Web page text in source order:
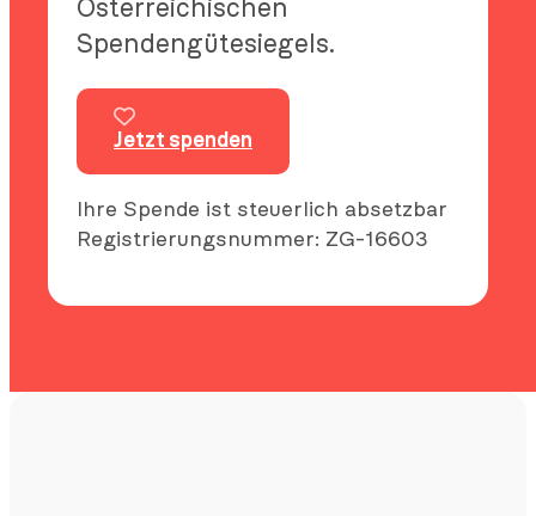
Österreichischen
Spendengütesiegels.
Jetzt spenden
Ihre Spende ist steuerlich absetzbar
Registrierungsnummer: ZG-16603